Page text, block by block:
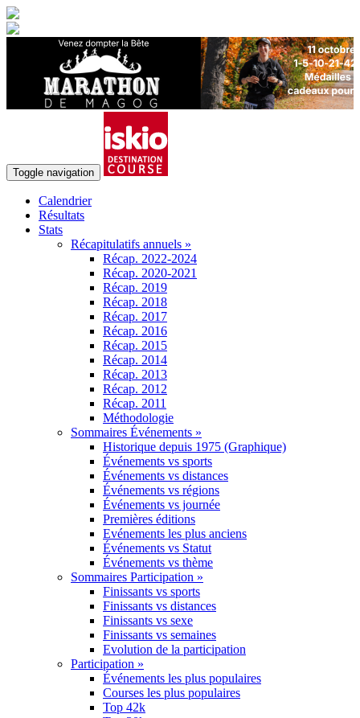
Toggle navigation
Calendrier
Résultats
Stats
Récapitulatifs annuels »
Récap. 2022-2024
Récap. 2020-2021
Récap. 2019
Récap. 2018
Récap. 2017
Récap. 2016
Récap. 2015
Récap. 2014
Récap. 2013
Récap. 2012
Récap. 2011
Méthodologie
Sommaires Événements »
Historique depuis 1975 (Graphique)
Événements vs sports
Événements vs distances
Événements vs régions
Événements vs journée
Premières éditions
Evénements les plus anciens
Événements vs Statut
Événements vs thème
Sommaires Participation »
Finissants vs sports
Finissants vs distances
Finissants vs sexe
Finissants vs semaines
Evolution de la participation
Participation »
Événements les plus populaires
Courses les plus populaires
Top 42k